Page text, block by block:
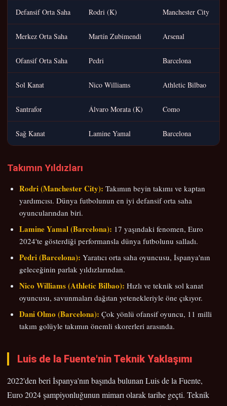
Defansif Orta Saha Rodri (K) Manchester City
Merkez Orta Saha Martín Zubimendi Arsenal
Ofansif Orta Saha Pedri Barcelona
Sol Kanat Nico Williams Athletic Bilbao
Santrafor Álvaro Morata (K) Como
Sağ Kanat Lamine Yamal Barcelona
Takımın Yıldızları
Rodri (Manchester City): Takımın beyin takımı ve kaptan
yardımcısı. Dünya futbolunun en iyi defansif orta saha
oyuncularından biri.
Lamine Yamal (Barcelona): 17 yaşındaki fenomen, Euro
2024'te gösterdiği performansla dünya futbolunu salladı.
Pedri (Barcelona): Yaratıcı orta saha oyuncusu, İspanya'nın
geleceğinin parlak yıldızlarından.
Nico Williams (Athletic Bilbao): Hızlı ve teknik sol kanat
oyuncusu, savunmaları dağıtan yetenekleriyle öne çıkıyor.
Dani Olmo (Barcelona): Çok yönlü ofansif oyuncu, 11 milli
takım golüyle takımın önemli skorerleri arasında.
Luis de la Fuente'nin Teknik Yaklaşımı
2022'den beri İspanya'nın başında bulunan Luis de la Fuente,
Euro 2024 şampiyonluğunun mimarı olarak tarihe geçti. Teknik